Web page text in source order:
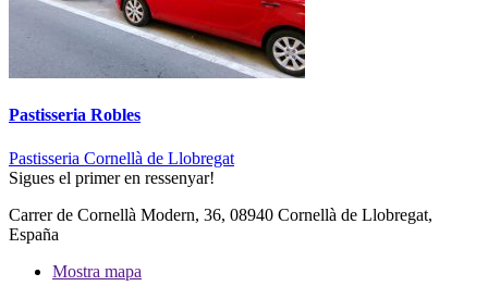
Pastisseria Robles
Pastisseria Cornellà de Llobregat
Sigues el primer en ressenyar!
Carrer de Cornellà Modern, 36, 08940 Cornellà de Llobregat,
España
Mostra mapa